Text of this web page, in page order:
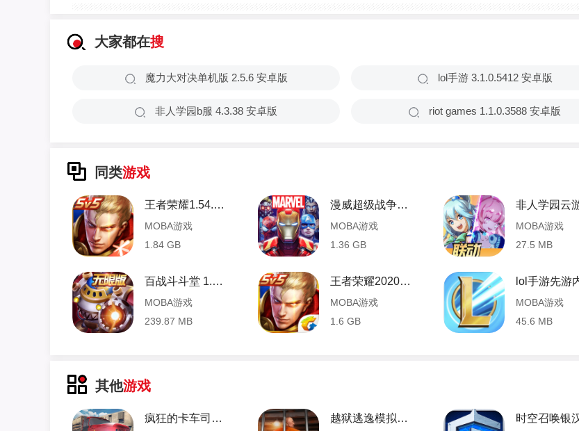
大家都在搜
魔力大对决单机版 2.5.6 安卓版 lol手游 3.1.0.5412 安卓版
非人学园b服 4.3.38 安卓版 riot games 1.1.0.3588 安卓版
同类游戏
王者荣耀1.54.1.10版本 1.54.1.10 安卓版
MOBA游戏
1.84 GB
漫威超级战争moba手游 3.16.2 安卓版
MOBA游戏
1.36 GB
MOBA游戏
27.5 MB
百战斗斗堂 1.0 安卓版
MOBA游戏
239.87 MB
王者荣耀2020鼠年皮肤限定版 1.8 安卓版
MOBA游戏
1.6 GB
MOBA游戏
45.6 MB
其他游戏
疯狂的卡车司机 3.1.3935 安卓版 越狱逃逸模拟器2020 1.0 安卓版